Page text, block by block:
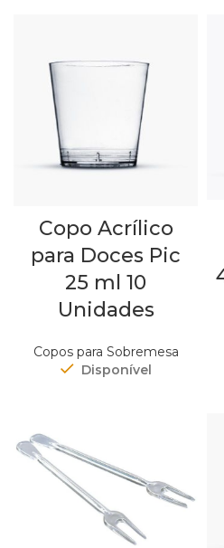
Copo Acrílico
para Doces Pic
25 ml 10
Unidades
Copos para Sobremesa
Disponível